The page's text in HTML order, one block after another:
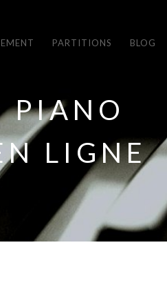
PARTITIONS BLOG
PIANO
LIGNE